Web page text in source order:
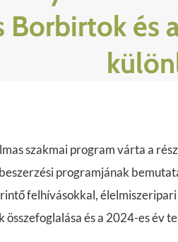
Borbirtok és
szakmai program várta a
programjának
felhívásokkal,
összefoglalása és a 2024-es év